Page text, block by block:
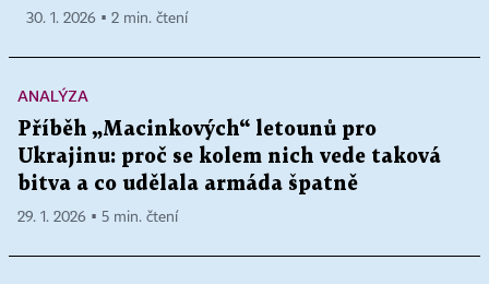
30. 1. 2026 ▪ 2 min. čtení
ANALÝZA
Příběh „Macinkových“ letounů pro
Ukrajinu: proč se kolem nich vede taková
bitva a co udělala armáda špatně
29. 1. 2026 ▪ 5 min. čtení